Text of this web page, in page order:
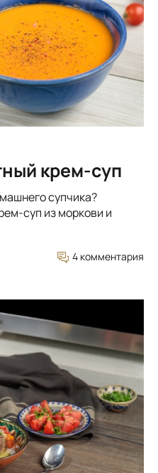
крем-суп
супчика?
суп из моркови и
4 комментария